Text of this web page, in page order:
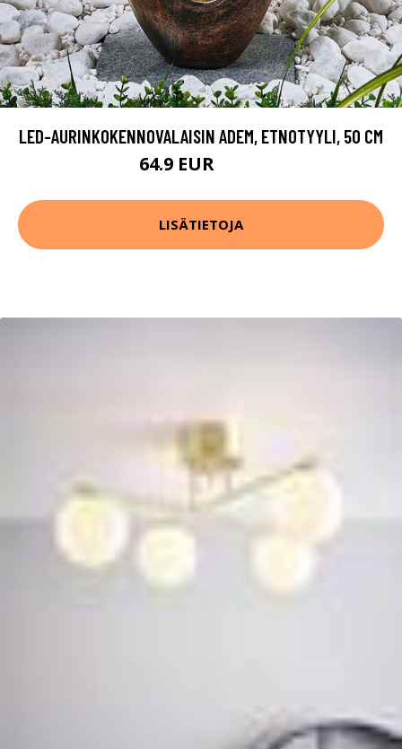
LED-AURINKOKENNOVALAISIN ADEM, ETNOTYYLI, 50 CM
64.9 EUR
LISÄTIETOJA